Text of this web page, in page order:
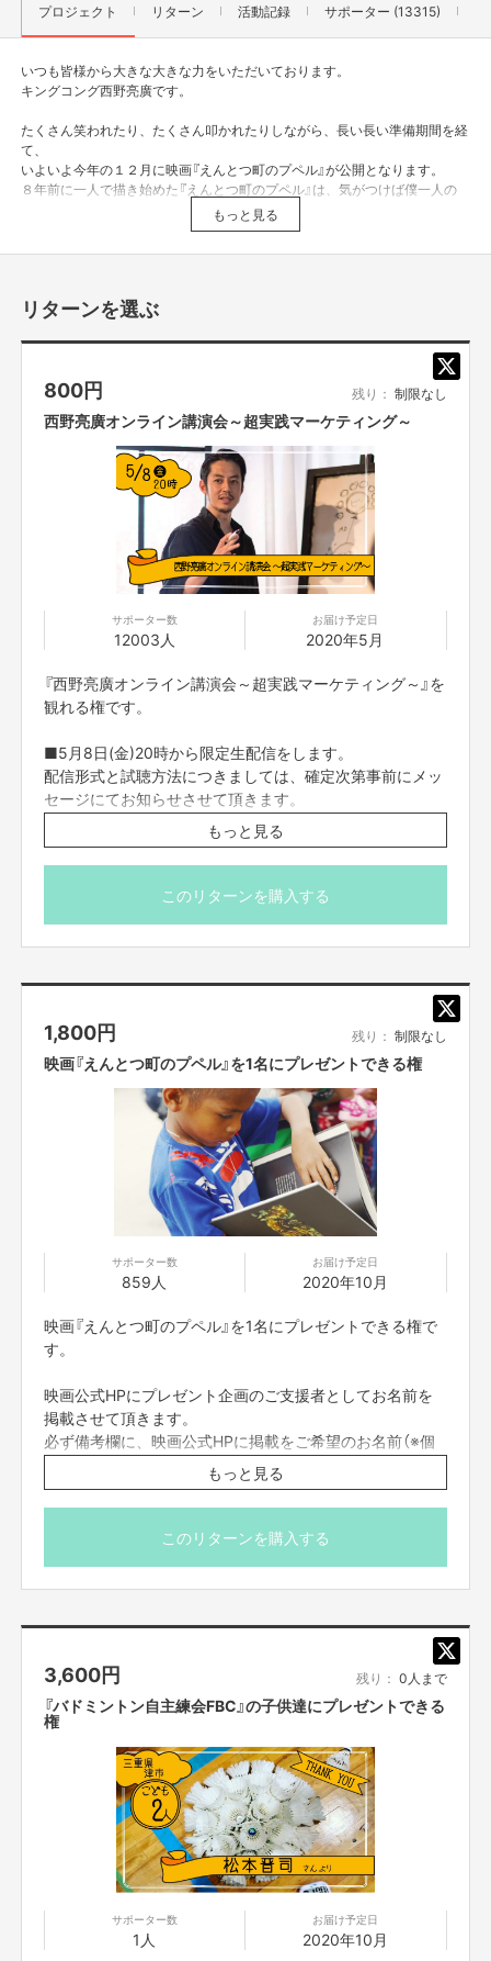
プロジェクト リターン 活動記録 サポーター (13315)
いつも皆様から大きな大きな力をいただいております。
キングコング西野亮廣です。
たくさん笑われたり、たくさん叩かれたりしながら、長い長い準備期間を経
て、
いよいよ今年の１２月に映画『えんとつ町のプペル』が公開となります。
８年前に一人で描き始めた『えんとつ町のプペル』は、気がつけば僕一人の
作品ではなくなり、今や、多くの挑戦者の希望となっています。
その灯を消すわけにはいかず、今日も、せっせと映画『えんとつ町のプペ
ところで、「映画」というものに関して、前々から少し疑問を持っていまし
「応援シロが用意されていない」
友人が命を削って撮った映画を観に行った時に、僕は応援の気持ちとしてチ
んに美味しいものを食べて欲しかった！）のですが、
ご存知のとおり、映画のチケット代（一般）は１８００円前後です。
アーティストのLIVEでは、グッズを購入することで、アーティストの活動を
支援できるのですが、映画には、そういった応援シロが（あまり）用意されて
「こんなに素敵な作品を作ってくれてありがとう」という気持ちを、具体的
作品によっては「グッズ」が充実している作品もあるのですが、僕個人的に
は、あまり「モノ」は要りません（※くれぐれも映画のグッズ展開を否定して
いるわけではありません）。
そこで、
「手元に残らない形で、なんとか『支援』できる方法（支援していただける方
法）がないかなぁ」
と考え、「映画（の前売り券）をプレゼントできるようにする」という結論に
至りました。
今回、サッカースクールや、野球チームや、ダンス教室や、習字教室や、児
童発達支援センター……といったコミュニティーに声をかけて、コミュニテ
ィー単位で、映画『えんとつ町のプペル』というプレゼントを受け取ってい
ただくよう手配させていただきました。
▼ ご支援いただく際の手順は以下の通りです
① リターンの一覧の中から、映画『えんとつ町のプペル』（前売り券）をプ
レゼントしたいコミュニティーを選ぶ。
② リターン購入後に出てくる「備考欄」に、「贈り主」の名前を記入（※プレ
がなければ、リターン購入者様の本名になります）
プレゼントする前売り券は、プレゼント用に作ったオリジナル封筒に入れ
て、可能な限り〝西野が手渡しで〟コミュニティーの代表者様にお渡ししに
もっと見る
リターンを選ぶ
800円 残り： 制限なし
西野亮廣オンライン講演会～超実践マーケティング～
サポーター数
12003人
お届け予定日
2020年5月
『西野亮廣オンライン講演会～超実践マーケティング～』を
観れる権です。
■5月8日(金)20時から限定生配信をします。
配信形式と試聴方法につきましては、確定次第事前にメッ
セージにてお知らせさせて頂きます。
■生配信動画は5月10日(日)24時までアーカイブされま
す。
それ以降はご覧頂けません。
もっと見る
このリターンを購入する
1,800円 残り： 制限なし
映画『えんとつ町のプペル』を1名にプレゼントできる権
サポーター数
859人
お届け予定日
2020年10月
映画『えんとつ町のプペル』を1名にプレゼントできる権で
す。
映画公式HPにプレゼント企画のご支援者としてお名前を
掲載させて頂きます。
必ず備考欄に、映画公式HPに掲載をご希望のお名前（※個
人名に限ります）をご記入ください。
※プレゼント先はお任せ頂きます。子供団体ではなく、ひ
とり親家庭の団体等に贈られることもあります。
りあって、都合が合うタイミングでお届けします。
もっと見る
このリターンを購入する
3,600円 残り： 0人まで
『バドミントン自主練会FBC』の子供達にプレゼントできる
権
サポーター数
1人
お届け予定日
2020年10月